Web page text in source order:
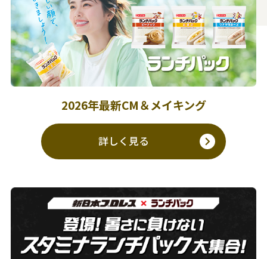
2026年最新CM＆メイキング
詳しく見る